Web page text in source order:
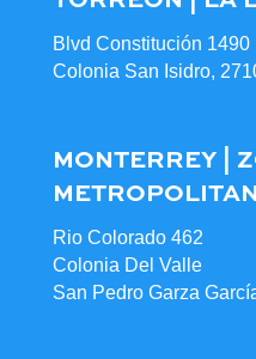
Blvd Constitución 1490
Colonia San Isidro,
MONTERREY |
Rio Colorado 462
Colonia Del Valle
San Pedro Garza